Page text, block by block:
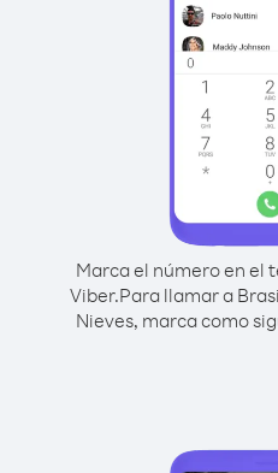
Marca el número en el
Viber.Para llamar a
Nieves, marca como